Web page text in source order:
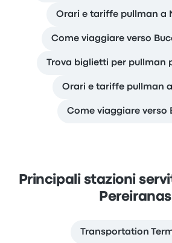
Orari e tariffe pullman a
Come viaggiare verso
Trova biglietti per pullman
Orari e tariffe pullman
Come viaggiare verso
Principali stazioni
Pereiranas
Transportation